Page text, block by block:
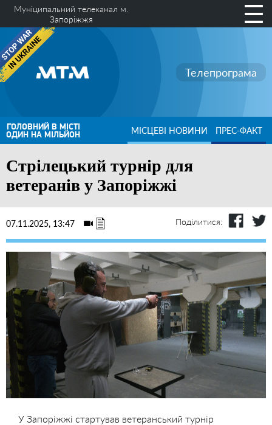
Муніципальний телеканал м.
Запоріжжя
Телепрограма
ГОЛОВНИЙ В МІСТІ
ОДИН НА МІЛЬЙОН МІСЦЕВІ НОВИНИ ПРЕС-ФАКТ
Стрілецький турнір для
ветеранів у Запоріжжі
07.11.2025, 13:47 Поділитися:
У Запоріжжі стартував ветеранський турнір